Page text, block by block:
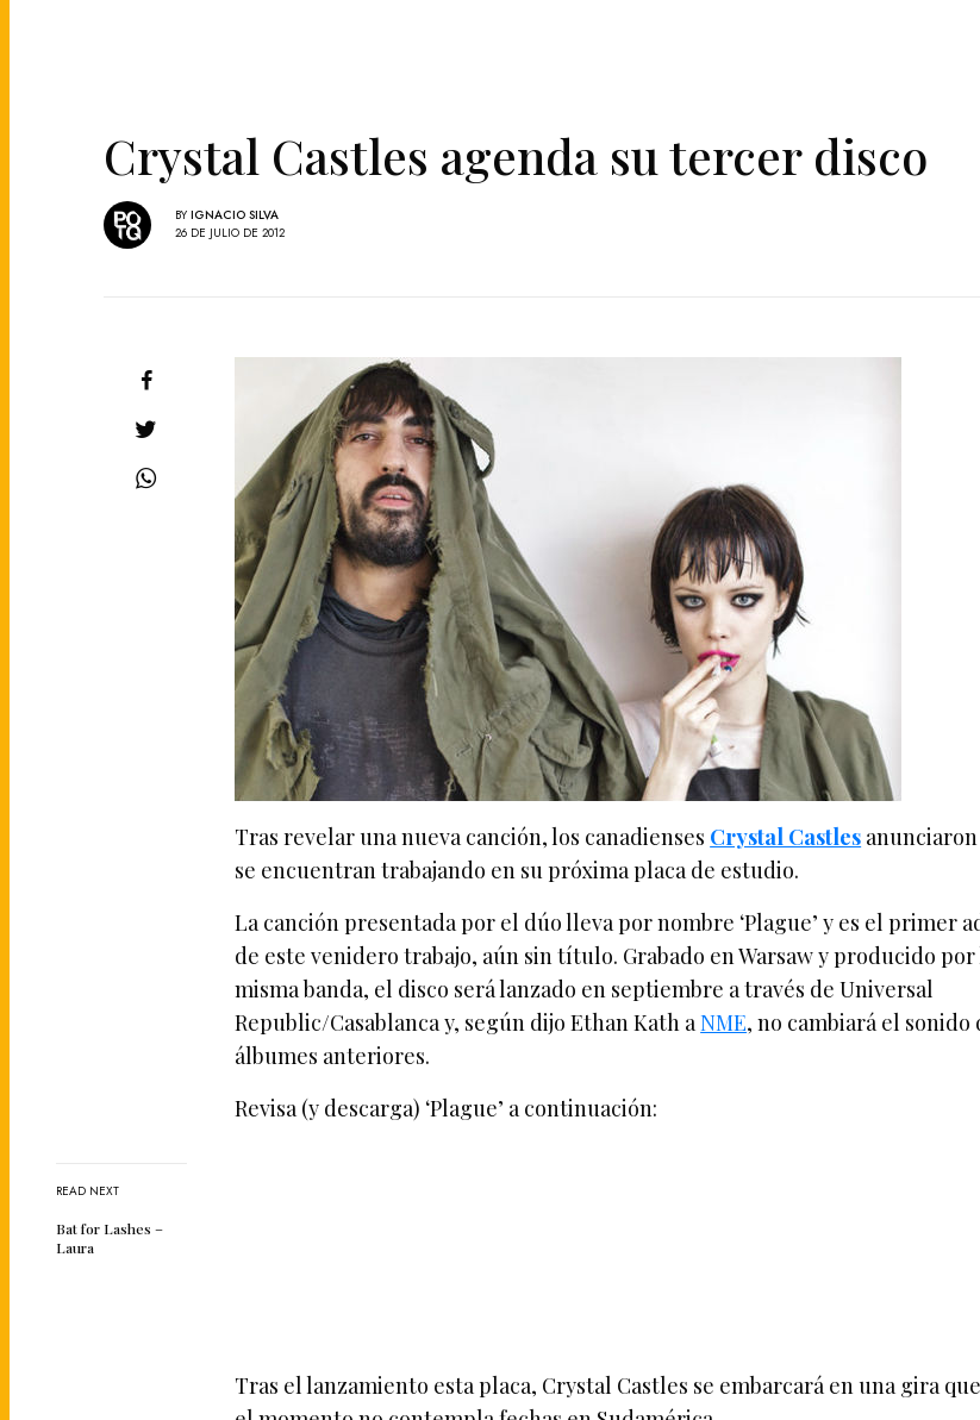
Crystal Castles agenda su tercer disco
BY IGNACIO SILVA
26 DE JULIO DE 2012
READ NEXT
Bat for Lashes –
Laura
Tras revelar una nueva canción, los canadienses Crystal Castles
se encuentran trabajando en su próxima placa de estudio.
La canción presentada por el dúo lleva por nombre ‘Plague’ y es el primer
de este venidero trabajo, aún sin título. Grabado en Warsaw y producido por
misma banda, el disco será lanzado en septiembre a través de Universal
Republic/Casablanca y, según dijo Ethan Kath aNME, no cambiará el sonido
álbumes anteriores.
Revisa (y descarga) ‘Plague’ a continuación:
Tras el lanzamiento esta placa, Crystal Castles se embarcará en una gira